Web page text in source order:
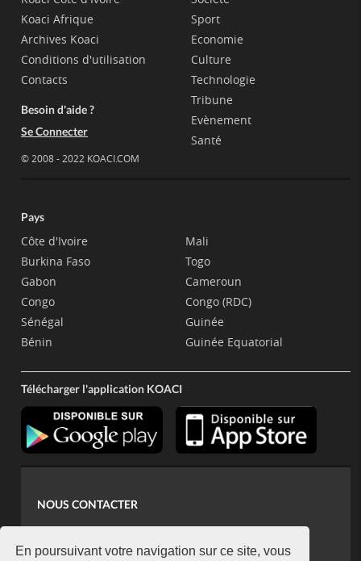
En poursuivant votre navigation sur ce site, vous
Koaci Afrique
Archives Koaci
Conditions d'utilisation
Contacts
Besoin d'aide ?
Se Connecter
© 2008 - 2022 KOACI.COM
Sport
Economie
Culture
Technologie
Tribune
Evènement
Santé
Pays
Côte d'Ivoire
Burkina Faso
Gabon
Congo
Sénégal
Bénin
Mali
Togo
Cameroun
Congo (RDC)
Guinée
Guinée Equatorial
Télécharger l'application KOACI
NOUS CONTACTER
koaci@yahoo.fr